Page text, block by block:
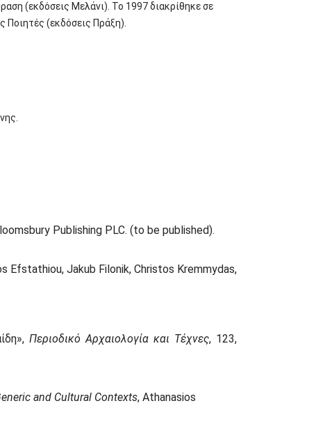
(εκδόσεις Μελάνι). Το 1997 διακρίθηκε σε
Ποιητές (εκδόσεις Πράξη).
Publishing PLC. (to be published).
Efstathiou, Jakub Filonik, Christos Kremmydas,
Περιοδικό Αρχαιολογία και Τέχνες, 123,
and Cultural Contexts, Athanasios